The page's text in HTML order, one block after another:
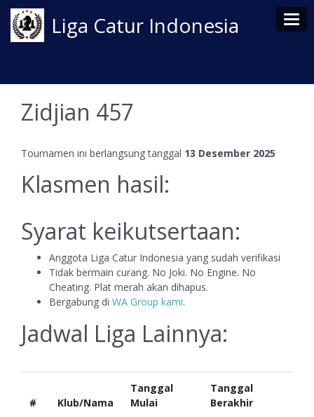
Liga Catur Indonesia
Zidjian 457
Tournamen ini berlangsung tanggal 13 Desember 2025
Klasmen hasil:
Syarat keikutsertaan:
Anggota Liga Catur Indonesia yang sudah verifikasi
Tidak bermain curang. No Joki. No Engine. No
Cheating. Plat merah akan dihapus.
Bergabung di WA Group kami.
Jadwal Liga Lainnya:
# Klub/Nama
Tanggal
Mulai
Tanggal
Berakhir